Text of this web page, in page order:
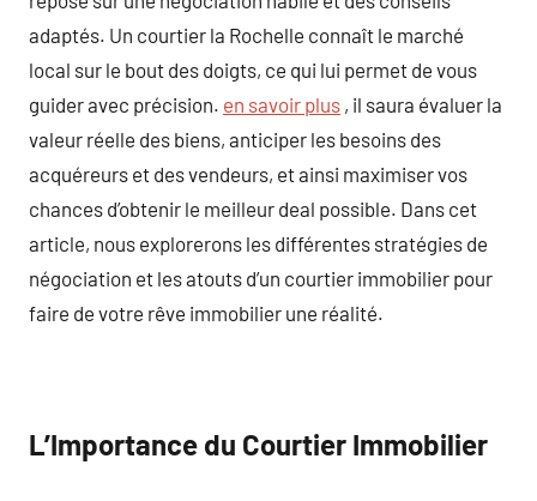
adaptés. Un courtier la Rochelle connaît le marché
local sur le bout des doigts, ce qui lui permet de vous
guider avec précision. en savoir plus , il saura évaluer la
valeur réelle des biens, anticiper les besoins des
acquéreurs et des vendeurs, et ainsi maximiser vos
chances d’obtenir le meilleur deal possible. Dans cet
article, nous explorerons les différentes stratégies de
négociation et les atouts d’un courtier immobilier pour
faire de votre rêve immobilier une réalité.
L’Importance du Courtier Immobilier